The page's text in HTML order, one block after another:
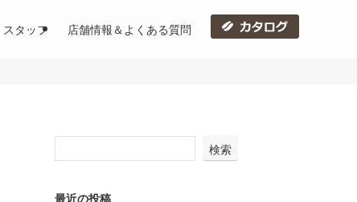
スタッフ 店舗情報＆よくある質問
検索
最近の投稿